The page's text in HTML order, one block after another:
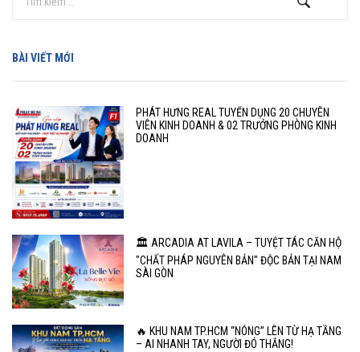
BÀI VIẾT MỚI
PHÁT HƯNG REAL TUYỂN DỤNG 20 CHUYÊN
VIÊN KINH DOANH & 02 TRƯỞNG PHÒNG KINH
DOANH
🏛️ ARCADIA AT LAVILA – TUYỆT TÁC CĂN HỘ
"CHẤT PHÁP NGUYÊN BẢN" ĐỘC BẢN TẠI NAM
SÀI GÒN
🔥 KHU NAM TP.HCM “NÓNG” LÊN TỪ HẠ TẦNG
– AI NHANH TAY, NGƯỜI ĐÓ THẮNG!